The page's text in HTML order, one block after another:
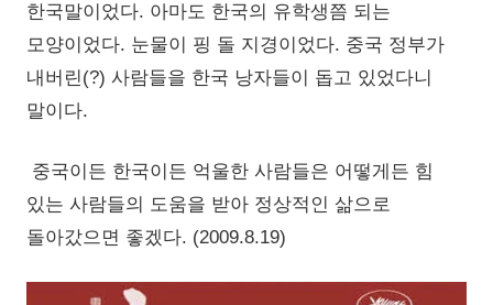
한국말이었다. 아마도 한국의 유학생쯤 되는
모양이었다. 눈물이 핑 돌 지경이었다. 중국 정부가
내버린(?) 사람들을 한국 낭자들이 돕고 있었다니
말이다.
중국이든 한국이든 억울한 사람들은 어떻게든 힘
있는 사람들의 도움을 받아 정상적인 삶으로
돌아갔으면 좋겠다. (2009.8.19)